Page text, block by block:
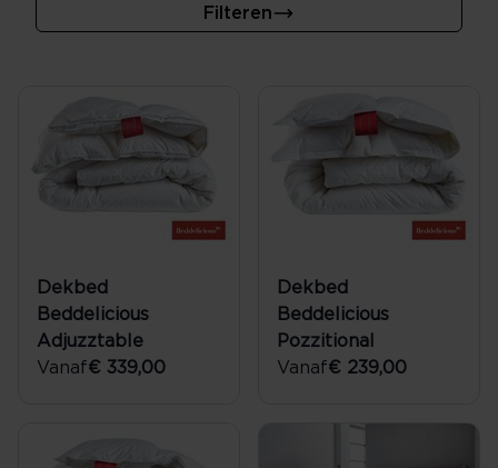
Filteren
Dekbed
Beddelicious
Adjuzztable
Vanaf€ 339,00
Dekbed
Beddelicious
Pozzitional
Vanaf€ 239,00